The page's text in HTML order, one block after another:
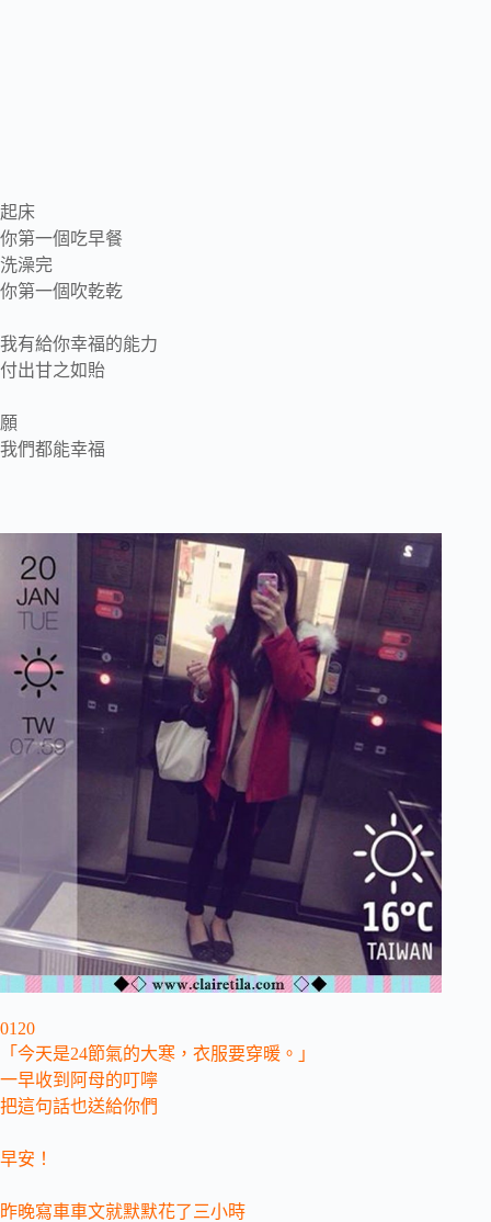
起床
你第一個吃早餐
洗澡完
你第一個吹乾乾
我有給你幸福的能力
付出甘之如貽
願
我們都能幸福
0120
「今天是24節氣的大寒，衣服要穿暖。」
一早收到阿母的叮嚀
把這句話也送給你們
早安！
昨晚寫車車文就默默花了三小時